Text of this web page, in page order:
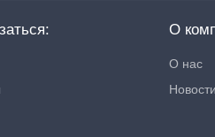
О
О нас
Новости